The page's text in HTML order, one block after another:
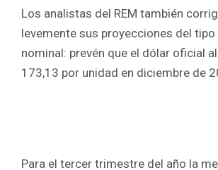
Los analistas del REM también
levemente sus proyecciones del
nominal: prevén que el dólar oficial
173,13 por unidad en diciembre de
Para el tercer trimestre del año la